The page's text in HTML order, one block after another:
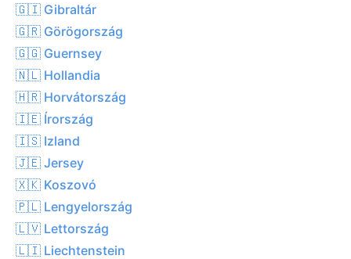
🇬🇮 Gibraltár
🇬🇷 Görögország
🇬🇬 Guernsey
🇳🇱 Hollandia
🇭🇷 Horvátország
🇮🇪 Írország
🇮🇸 Izland
🇯🇪 Jersey
🇽🇰 Koszovó
🇵🇱 Lengyelország
🇱🇻 Lettország
🇱🇮 Liechtenstein